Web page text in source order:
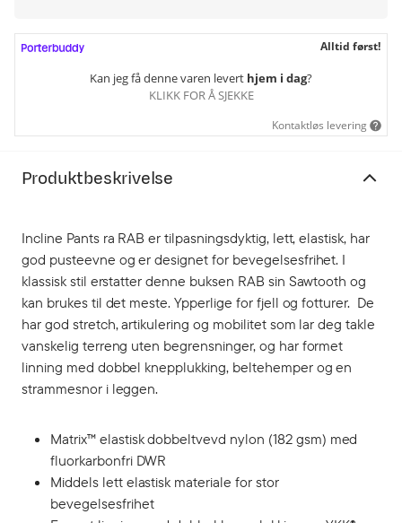
Alltid først!
Kan jeg få denne varen levert hjem i dag?
KLIKK FOR Å SJEKKE
Kontaktløs levering
Produktbeskrivelse
Incline Pants ra RAB er tilpasningsdyktig, lett, elastisk, har
god pusteevne og er designet for bevegelsesfrihet. I
klassisk stil erstatter denne buksen RAB sin Sawtooth og
kan brukes til det meste. Ypperlige for fjell og fotturer. De
har god stretch, artikulering og mobilitet som lar deg takle
vanskelig terreng uten begrensninger, og har formet
linning med dobbel knepplukking, beltehemper og en
strammesnor i leggen.
Matrix™ elastisk dobbeltvevd nylon (182 gsm) med
fluorkarbonfri DWR
Middels lett elastisk materiale for stor
bevegelsesfrihet